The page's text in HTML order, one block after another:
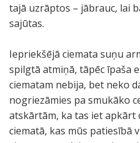
tajā uzrāptos – jābrauc, lai
sajūtas.
Iepriekšējā ciemata suņu
spilgtā atmiņā, tāpēc īpaša
ciematam nebija, bet neko
nogriezāmies pa smukāko
atskārtām, ka tas iet apkārt
ciematā, kas mūs patiesībā